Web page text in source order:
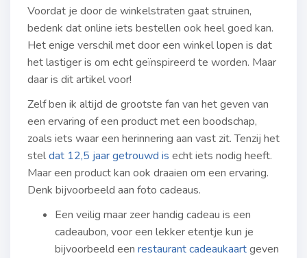
Voordat je door de winkelstraten gaat struinen,
bedenk dat online iets bestellen ook heel goed kan.
Het enige verschil met door een winkel lopen is dat
het lastiger is om echt geïnspireerd te worden. Maar
daar is dit artikel voor!
Zelf ben ik altijd de grootste fan van het geven van
een ervaring of een product met een boodschap,
zoals iets waar een herinnering aan vast zit. Tenzij het
steldat 12,5 jaar getrouwd is echt iets nodig heeft.
Maar een product kan ook draaien om een ervaring.
Denk bijvoorbeeld aan foto cadeaus.
Een veilig maar zeer handig cadeau is een
cadeaubon, voor een lekker etentje kun je
bijvoorbeeld een restaurant cadeaukaartgeven